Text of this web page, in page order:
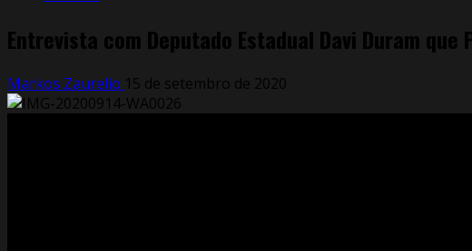
Entrevista com Deputado Estadual Davi Duram
Markos Zaurelio 15 de setembro de 2020